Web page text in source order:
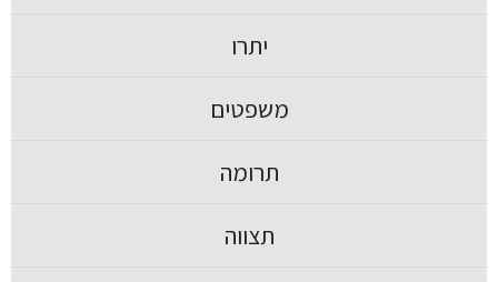
יתרו
משפטים
תרומה
תצווה